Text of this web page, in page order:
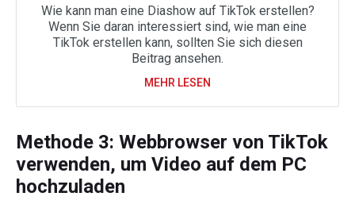
Wie kann man eine Diashow auf TikTok erstellen?
Wenn Sie daran interessiert sind, wie man eine
TikTok erstellen kann, sollten Sie sich diesen
Beitrag ansehen.
MEHR LESEN
Methode 3: Webbrowser von TikTok
verwenden, um Video auf dem PC
hochzuladen